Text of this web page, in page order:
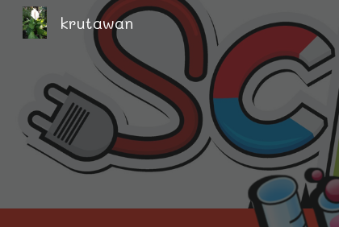
krutawan